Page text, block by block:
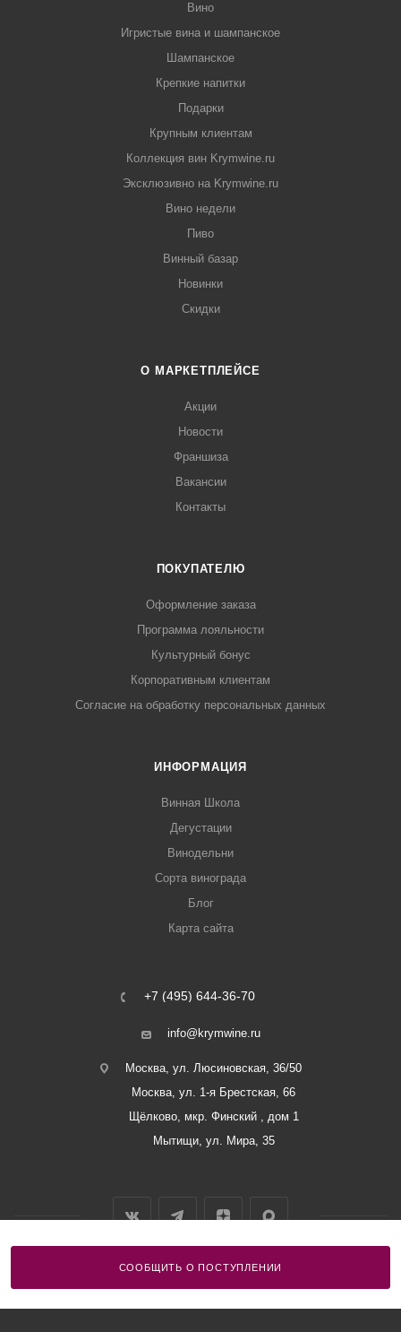
СООБЩИТЬ О ПОСТУПЛЕНИИ
Вино
Игристые вина и шампанское
Шампанское
Крепкие напитки
Подарки
Крупным клиентам
Коллекция вин Krymwine.ru
Эксклюзивно на Krymwine.ru
Вино недели
Пиво
Винный базар
Новинки
Скидки
О МАРКЕТПЛЕЙСЕ
Акции
Новости
Франшиза
Вакансии
Контакты
ПОКУПАТЕЛЮ
Оформление заказа
Программа лояльности
Культурный бонус
Корпоративным клиентам
Согласие на обработку персональных данных
ИНФОРМАЦИЯ
Винная Школа
Дегустации
Винодельни
Сорта винограда
Блог
Карта сайта
+7 (495) 644-36-70
info@krymwine.ru
Москва, ул. Люсиновская, 36/50
Москва, ул. 1-я Брестская, 66
Щёлково, мкр. Финский , дом 1
Мытищи, ул. Мира, 35